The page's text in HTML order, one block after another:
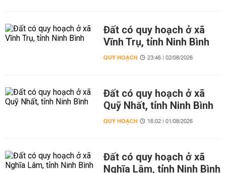
Đất có quy hoạch ở xã
Vĩnh Trụ, tỉnh Ninh Bình
QUY HOẠCH 23:46 | 02/08/2026
Đất có quy hoạch ở xã
Quỹ Nhất, tỉnh Ninh Bình
QUY HOẠCH 16:02 | 01/08/2026
Đất có quy hoạch ở xã
Nghĩa Lâm, tỉnh Ninh Bình